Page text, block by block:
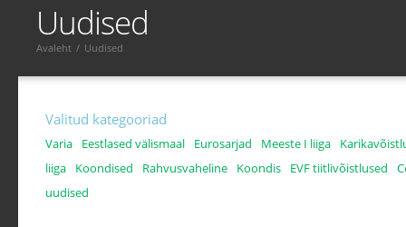
Valitud kategooriad
Varia Eestlased välismaal Eurosarjad Meeste I liiga
liiga
Koondised Rahvusvaheline Koondis EVF tiitlivõistlused
uudised
Uudised
Avaleht / Uudised